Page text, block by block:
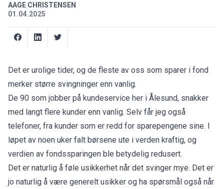
AAGE CHRISTENSEN
01.04.2025
Det er urolige tider, og de fleste av oss som sparer i fond
merker større svingninger enn vanlig.
De 90 som jobber på kundeservice her i Ålesund, snakker
med langt flere kunder enn vanlig. Selv får jeg også
telefoner, fra kunder som er redd for sparepengene sine. I
løpet av noen uker falt børsene ute i verden kraftig, og
verdien av fondssparingen ble betydelig redusert.
Det er naturlig å føle usikkerhet når det svinger mye. Det er
jo naturlig å være generelt usikker og ha spørsmål også når